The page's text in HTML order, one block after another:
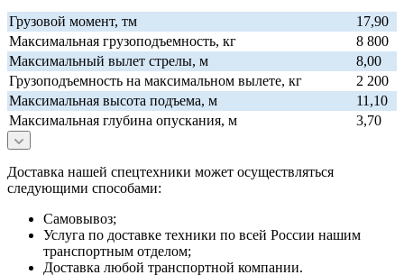
Грузовой момент, тм
17,90
Максимальная грузоподъемность, кг
8 800
Максимальный вылет стрелы, м
8,00
Грузоподъемность на максимальном вылете, кг
2 200
Максимальная высота подъема, м
11,10
Максимальная глубина опускания, м
3,70
Доставка нашей спецтехники может осуществляться
следующими способами:
Самовывоз;
Услуга по доставке техники по всей России нашим
транспортным отделом;
Доставка любой транспортной компании.